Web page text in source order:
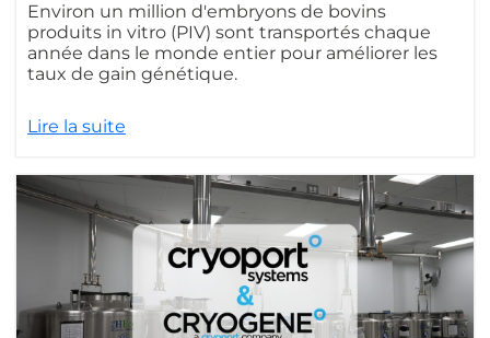
Environ un million d'embryons de bovins
produits in vitro (PIV) sont transportés chaque
année dans le monde entier pour améliorer les
taux de gain génétique.
Lire la suite